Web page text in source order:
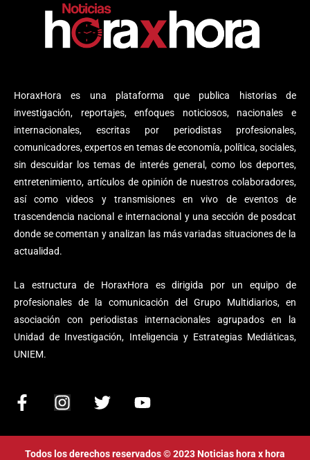
HoraxHora es una plataforma que publica historias de
investigación, reportajes, enfoques noticiosos, nacionales e
internacionales, escritas por periodistas profesionales,
comunicadores, expertos en temas de economía, política, sociales,
sin descuidar los temas de interés general, como los deportes,
entretenimiento, artículos de opinión de nuestros colaboradores,
así como videos y transmisiones en vivo de eventos de
trascendencia nacional e internacional y una sección de posdcat
donde se comentan y analizan las más variadas situaciones de la
actualidad.
La estructura de HoraxHora es dirigida por un equipo de
profesionales de la comunicación del Grupo Multidiarios, en
asociación con periodistas internacionales agrupados en la
Unidad de Investigación, Inteligencia y Estrategias Mediáticas,
UNIEM.
F
c
e
I
s
t
T
i
t
Y
u
t
Todos los derechos reservados © 2023 Noticias hora x hora